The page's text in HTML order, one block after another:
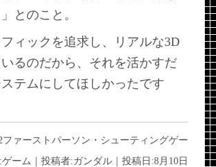
とのこと。
ィックを追求し、リアルな3D
るのだから、それを活かすだ
テムにしてほしかったです
ファーストパーソン・シューティングゲー
ゲーム ｜投稿者:ガンダル｜投稿日:8月10日